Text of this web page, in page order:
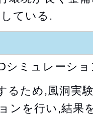
ている.
シミュレーシ
るため,風洞実
ンを行い,結果